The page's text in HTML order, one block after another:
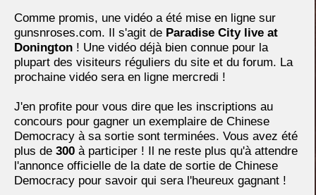
Comme promis, une vidéo a été mise en ligne sur
gunsnroses.com. Il s'agit de Paradise City live at
Donington ! Une vidéo déjà bien connue pour la
plupart des visiteurs réguliers du site et du forum. La
prochaine vidéo sera en ligne mercredi !
J'en profite pour vous dire que les inscriptions au
concours pour gagner un exemplaire de Chinese
Democracy à sa sortie sont terminées. Vous avez été
plus de 300 à participer ! Il ne reste plus qu'à attendre
l'annonce officielle de la date de sortie de Chinese
Democracy pour savoir qui sera l'heureux gagnant !